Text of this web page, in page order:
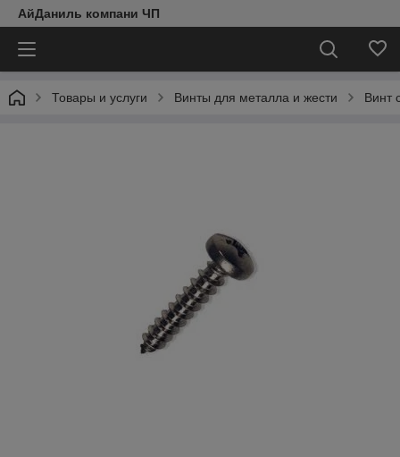
АйДаниль компани ЧП
Товары и услуги Винты для металла и жести Винт